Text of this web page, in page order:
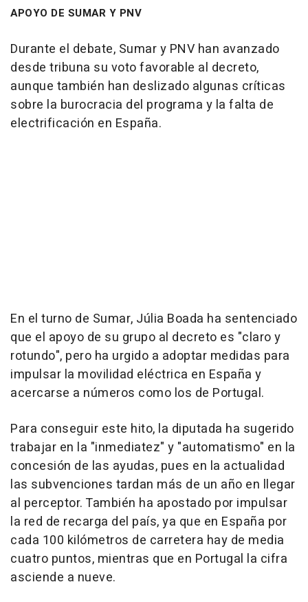
APOYO DE SUMAR Y PNV
Durante el debate, Sumar y PNV han avanzado
desde tribuna su voto favorable al decreto,
aunque también han deslizado algunas críticas
sobre la burocracia del programa y la falta de
electrificación en España.
En el turno de Sumar, Júlia Boada ha sentenciado
que el apoyo de su grupo al decreto es "claro y
rotundo", pero ha urgido a adoptar medidas para
impulsar la movilidad eléctrica en España y
acercarse a números como los de Portugal.
Para conseguir este hito, la diputada ha sugerido
trabajar en la "inmediatez" y "automatismo" en la
concesión de las ayudas, pues en la actualidad
las subvenciones tardan más de un año en llegar
al perceptor. También ha apostado por impulsar
la red de recarga del país, ya que en España por
cada 100 kilómetros de carretera hay de media
cuatro puntos, mientras que en Portugal la cifra
asciende a nueve.